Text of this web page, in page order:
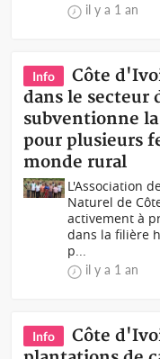
il y a 1 an
Info
Côte
dans le secteur
subventionne
pour plusieurs
monde rural
L'Association
Naturel de
activement à
dans la filière
p...
il y a 1 an
Info
Côte